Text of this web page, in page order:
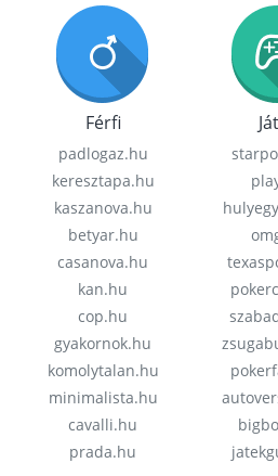
Férfi
padlogaz.hu
keresztapa.hu
kaszanova.hu
betyar.hu
casanova.hu
kan.hu
cop.hu
gyakornok.hu
komolytalan.hu
minimalista.hu
cavalli.hu
prada.hu